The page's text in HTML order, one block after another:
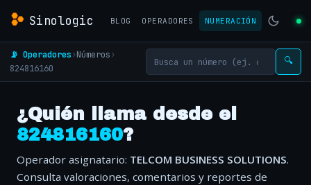
Sinologic BLOG OPERADORES NUMERACIÓN
📡 Operadores›Números›
824816160
🔍
¿Quién llama desde el
824816160?
Operador asignatario: TELCOM BUSINESS SOLUTIONS.
Consulta valoraciones, comentarios y reportes de